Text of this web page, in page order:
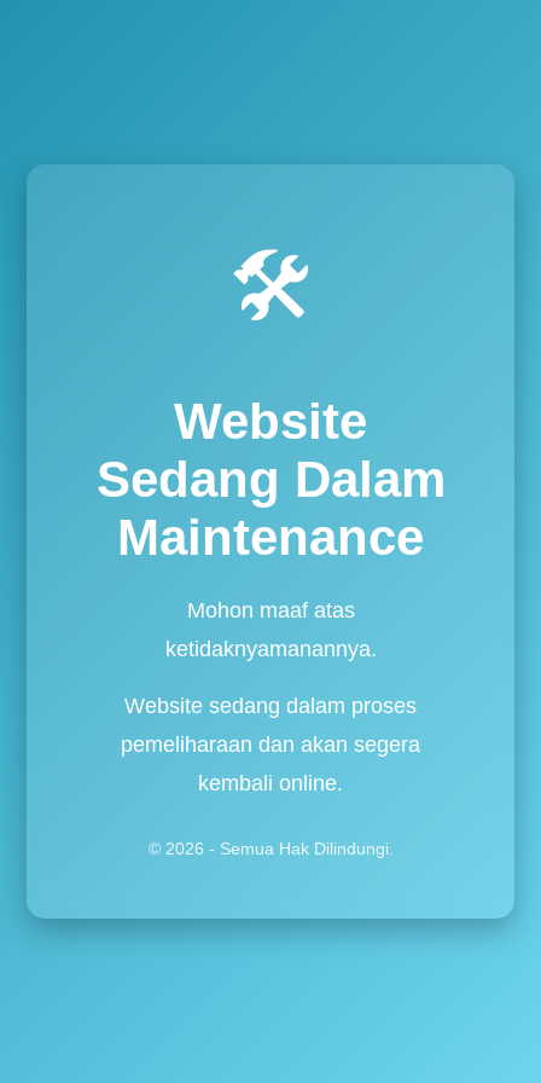
🛠️
Website
Sedang Dalam
Maintenance
Mohon maaf atas
ketidaknyamanannya.
Website sedang dalam proses
pemeliharaan dan akan segera
kembali online.
© 2026 - Semua Hak Dilindungi.